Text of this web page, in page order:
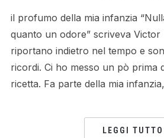
il profumo della mia infanzia
quanto un odore” scriveva
riportano indietro nel tempo e
ricordi. Ci ho messo un pò prima
ricetta. Fa parte della mia
LEGGI TUTTO